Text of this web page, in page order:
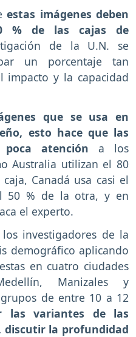
estas imágenes deben
% de las cajas de
de la U.N. se
un porcentaje tan
impacto y la capacidad
que se usa en
esto hace que las
atención a los
Australia utilizan el 80
Canadá usa casi el
50 % de la otra, y en
el experto.
investigadores de la
demográfico aplicando
en cuatro ciudades
Manizales y
de entre 10 a 12
las variantes de las
discutir la profundidad